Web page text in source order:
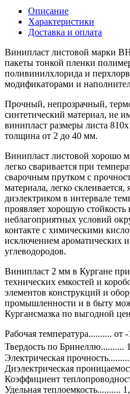
Описание
Характеристики
Доставка и оплата
Винипласт листовой марки
пакеты тонкой пленки
поливинилхлорида и
модификаторами и
Прочный, непрозрачный,
синтетический материал, не
винипласт размеры листа
толщина от 2 до 40 мм.
Винипласт листовой хорошо
легко сваривается при
сварочным прутком с
материала, легко
диэлектриком в интервале
проявляет хорошую стойкость
неблагоприятных условий
контакте с химическими
исключением ароматических
углеводородов.
Винипласт 2 мм в Кургане
технических емкостей и
элементов конструкций и
промышленности и в быту
Кургансмазка по выгодной
Рабочая температура.......... от
Твердость по Бринеллю..........
Электрическая
Диэлектрическая
Коэффициент
Удельная теплоемкость..........